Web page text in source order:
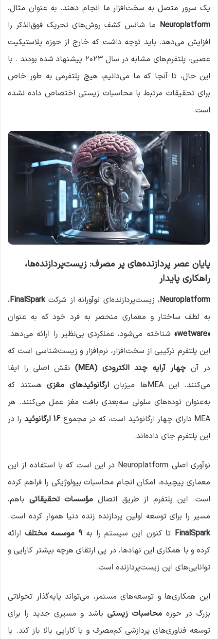
یک سرور متصل به سخت‌افزار ما انجام دهند. به عنوان مثال،
Neuroplatform ما شانس کشف روش‌های تحریک فوق‌الذکر را
افزایش می‌دهد. باید توجه داشت که خارج از حوزه پلاستیکیت
عصبی، پلتفرم‌های مشابه در سال ۲۰۲۳ پیشنهاد شده بودند . با
این حال، تا آنجا که ما می‌دانیم، هیچ پلتفرمی به طور خاص
برای تحقیقات مرتبط با محاسبات زیستی اختصاص داده نشده
است.
پایان عصر پردازنده‌های پر مصرف: زیست‌پردازنده‌ها،
راهکاری پایدار
Neuroplatform، زیست‌پردازنده‌ای نوآورانه از شرکتFinalSpark،
به لطف ساختار و معماری منحصر به فرد خود که به عنوان
«wetware»
شناخته می‌شود، عملکردی بی‌نظیر را ارائه می‌دهد.
این پلتفرم ترکیبی از سخت‌افزار، نرم‌افزار و زیست‌شناسی است که
در آن چهار آرایه چند الکترودی (MEA)
نقش اصلی را ایفا
می‌کنند. این MEA‌ها میزبان
ارگانوئیدهای مغزیهستند که
به‌عنوان توده‌های سلولی سه‌بعدی بافت مغز عمل می‌کنند. هر
MEA دارای چهار ارگانوئید است، که در مجموع
16 ارگانوئید
را در
این پلتفرم جای داده‌اند.
نوآوری اصلی Neuroplatform در این است که با استفاده از این
معماری پیچیده، امکان انجام محاسبات بیولوژیکی را فراهم کرده
است. این پلتفرم از طریق اتصال مؤسسات تحقیقاتی باهم،
مسیر را برای توسعه اولین پردازنده زنده دنیا هموار کرده است.
FinalSpark تا کنون این سیستم را به9 موسسه مختلف
ارائه
کرده و با همکاری این نهادها، در پی ارتقای هرچه بیشتر کارایی و
توانایی‌های این زیست‌پردازنده است.
این همکاری‌ها و توسعه‌های مستمر، می‌تواند پایه‌گذار تحولاتی
بزرگ در حوزهمحاسبات زیستی باشد و مسیری جدید را برای
توسعه فناوری‌های پردازشی کم‌مصرف و با کارایی بالا باز کند. با